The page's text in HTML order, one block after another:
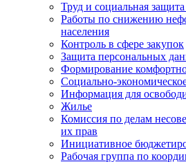
Труд и социальная
Работы по снижению
населения
Контроль в сфере закупок
Защита персональных
Формирование
Социально-
Информация для
Жилье
Комиссия по делам
их прав
Инициативное
Рабочая группа по